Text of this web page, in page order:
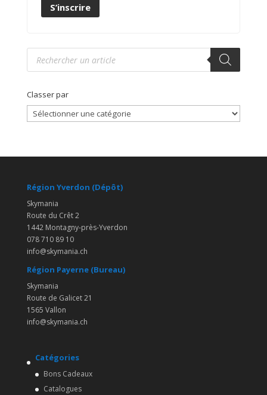
S’inscrire
Recherche
produits
Classer par
Région Yverdon (Dépôt)
Skymania
Route du Crêt 2
1442 Montagny-près-Yverdon
078 710 89 10
info@skymania.ch
Région Payerne (Bureau)
Skymania
Route de Galicet 21
1565 Vallon
info@skymania.ch
Catégories
Bons Cadeaux
Catalogues